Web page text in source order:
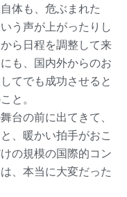
体も、危ぶまれた
う声が上がったりし
ら日程を調整して来
も、国内外からのお
てでも成功させると
と。
台の前に出てきて、
、暖かい拍手がおこ
の規模の国際的コン
、本当に大変だった